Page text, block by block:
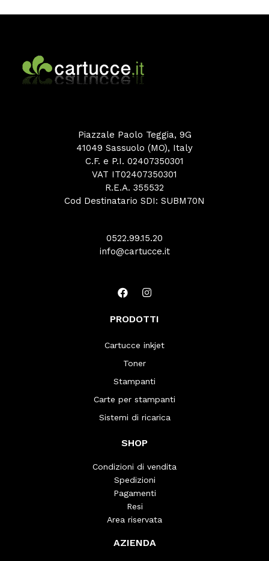
Piazzale Paolo Teggia, 9G
41049 Sassuolo (MO), Italy
C.F. e P.I. 02407350301
VAT IT02407350301
R.E.A. 355532
Cod Destinatario SDI: SUBM70N
0522.99.15.20
info@cartucce.it
PRODOTTI
Cartucce inkjet
Toner
Stampanti
Carte per stampanti
Sistemi di ricarica
SHOP
Condizioni di vendita
Spedizioni
Pagamenti
Resi
Area riservata
AZIENDA